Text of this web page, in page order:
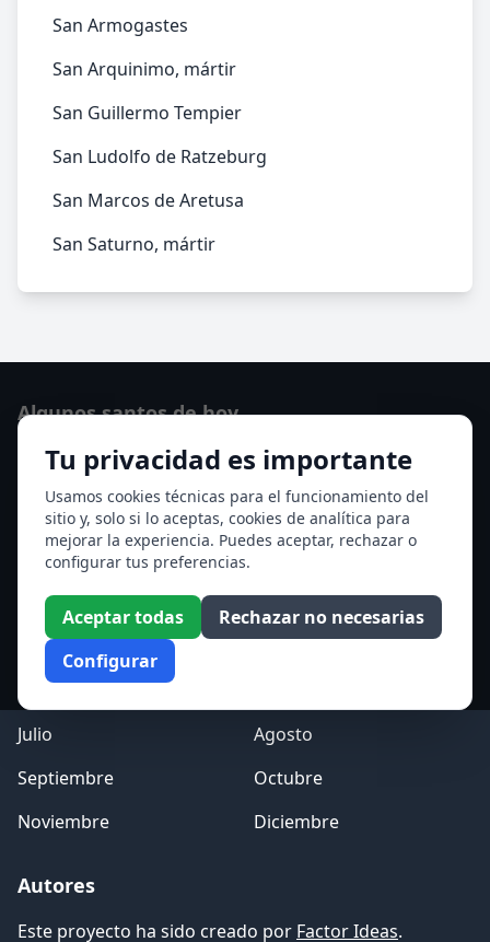
San Armogastes
San Arquinimo, mártir
San Guillermo Tempier
San Ludolfo de Ratzeburg
San Marcos de Aretusa
San Saturno, mártir
Tu privacidad es importante
Usamos cookies técnicas para el funcionamiento del
sitio y, solo si lo aceptas, cookies de analítica para
mejorar la experiencia. Puedes aceptar, rechazar o
configurar tus preferencias.
Aceptar todas
Rechazar no necesarias
Configurar
Algunos santos de hoy
San Hormisda papa
Ver todos los santos de hoy
Acceso a los Meses
Enero
Febrero
Marzo
Abril
Mayo
Julio
Agosto
Septiembre
Octubre
Noviembre
Diciembre
Autores
Este proyecto ha sido creado por Factor Ideas.